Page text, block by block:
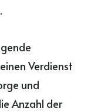
Verdienst
und
Anzahl der